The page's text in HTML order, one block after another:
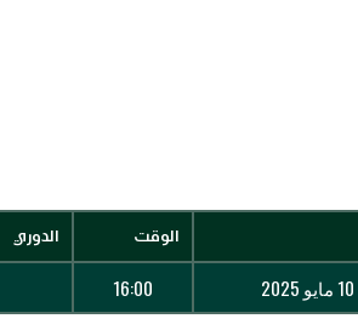
الوقت الدوري
16:00